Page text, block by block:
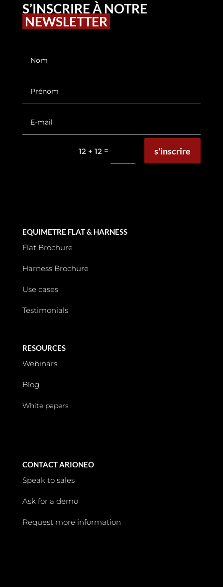
S’INSCRIRE À NOTRE
NEWSLETTER
12 + 12 = s'inscrire
EQUIMETRE FLAT & HARNESS
Flat Brochure
Harness Brochure
Use cases
Testimonials
RESOURCES
Webinars
Blog
White papers
CONTACT ARIONEO
Speak to sales
Ask for a demo
Request more information